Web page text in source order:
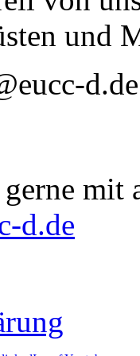
und
d.de
mit
d.de